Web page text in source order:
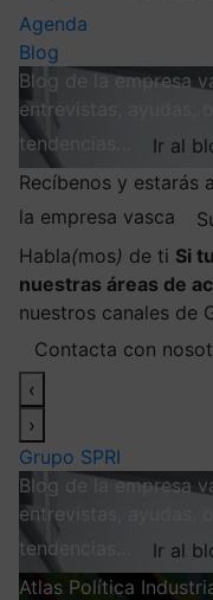
Agenda
Blog
Blog de la empresa
entrevistas, ayudas,
tendencias…
Ir al
Recíbenos y estarás
la empresa vasca
Habla(mos) de ti Si
nuestras áreas de
nuestros canales de
Contacta con
‹
›
Grupo SPRI
Blog de la empresa
entrevistas, ayudas,
tendencias…
Ir al
Atlas Política